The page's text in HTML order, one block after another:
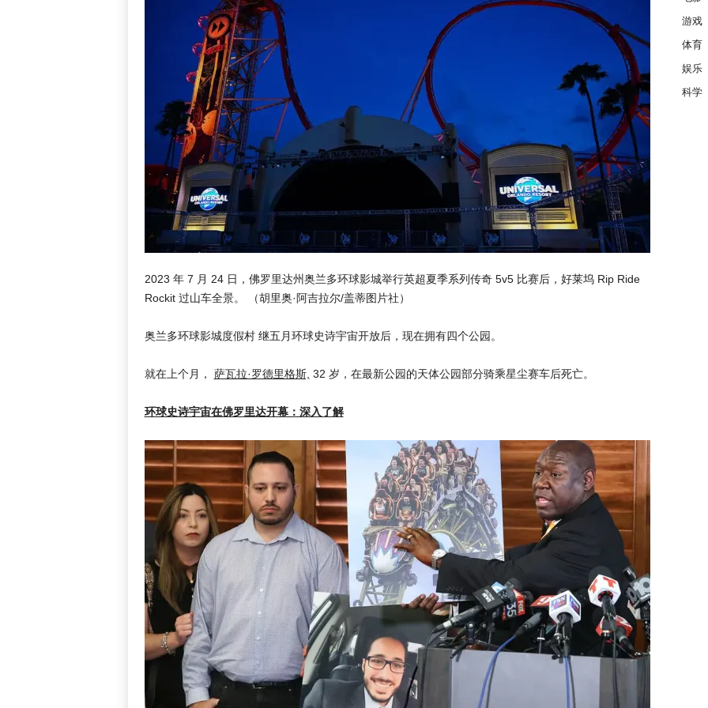
2023 年 7 月 24 日，佛罗里达州奥兰多环球影城举行英超夏季系列传奇 5v5 比赛后，好莱坞 Rip Ride
Rockit 过山车全景。
（胡里奥·阿吉拉尔/盖蒂图片社）
奥兰多环球影城度假村 继五月环球史诗宇宙开放后，现在拥有四个公园。
就在上个月， 萨瓦拉·罗德里格斯, 32 岁，在最新公园的天体公园部分骑乘星尘赛车后死亡。
环球史诗宇宙在佛罗里达开幕：深入了解
游戏
体育
娱乐
科学